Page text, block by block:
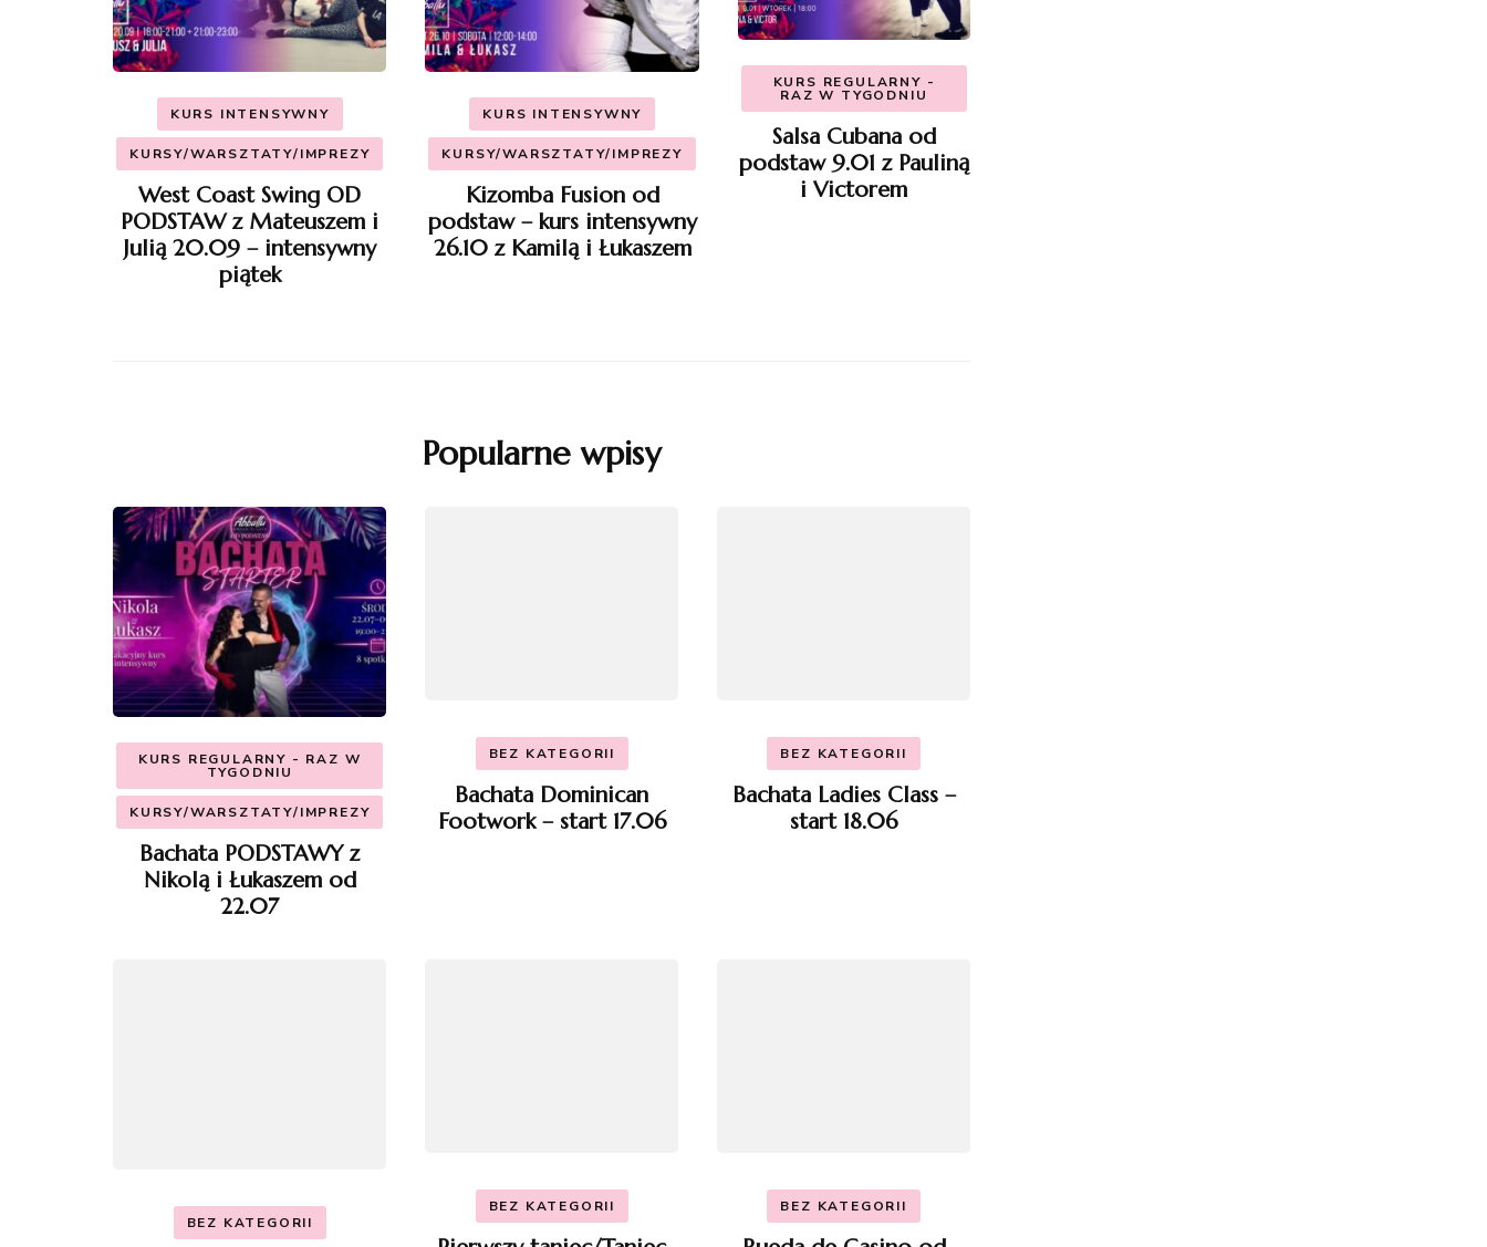
KURS INTENSYWNY
KURSY/WARSZTATY/IMPREZY
West Coast Swing OD
PODSTAW z Mateuszem i
Julią 20.09 – intensywny
piątek
KURS INTENSYWNY
KURSY/WARSZTATY/IMPREZY
Kizomba Fusion od
podstaw – kurs intensywny
26.10 z Kamilą i Łukaszem
KURS REGULARNY -
RAZ W TYGODNIU
Salsa Cubana od
podstaw 9.01 z Pauliną
i Victorem
Popularne wpisy
KURS REGULARNY - RAZ W
TYGODNIU
KURSY/WARSZTATY/IMPREZY
Bachata PODSTAWY z
Nikolą i Łukaszem od
22.07
BEZ KATEGORII
Bachata Dominican
Footwork – start 17.06
BEZ KATEGORII
Bachata Ladies Class –
start 18.06
BEZ KATEGORII
BEZ KATEGORII BEZ KATEGORII